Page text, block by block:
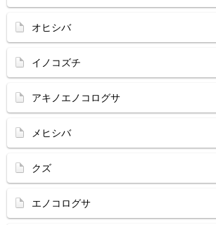
オヒシバ
イノコズチ
アキノエノコログサ
メヒシバ
クズ
エノコログサ